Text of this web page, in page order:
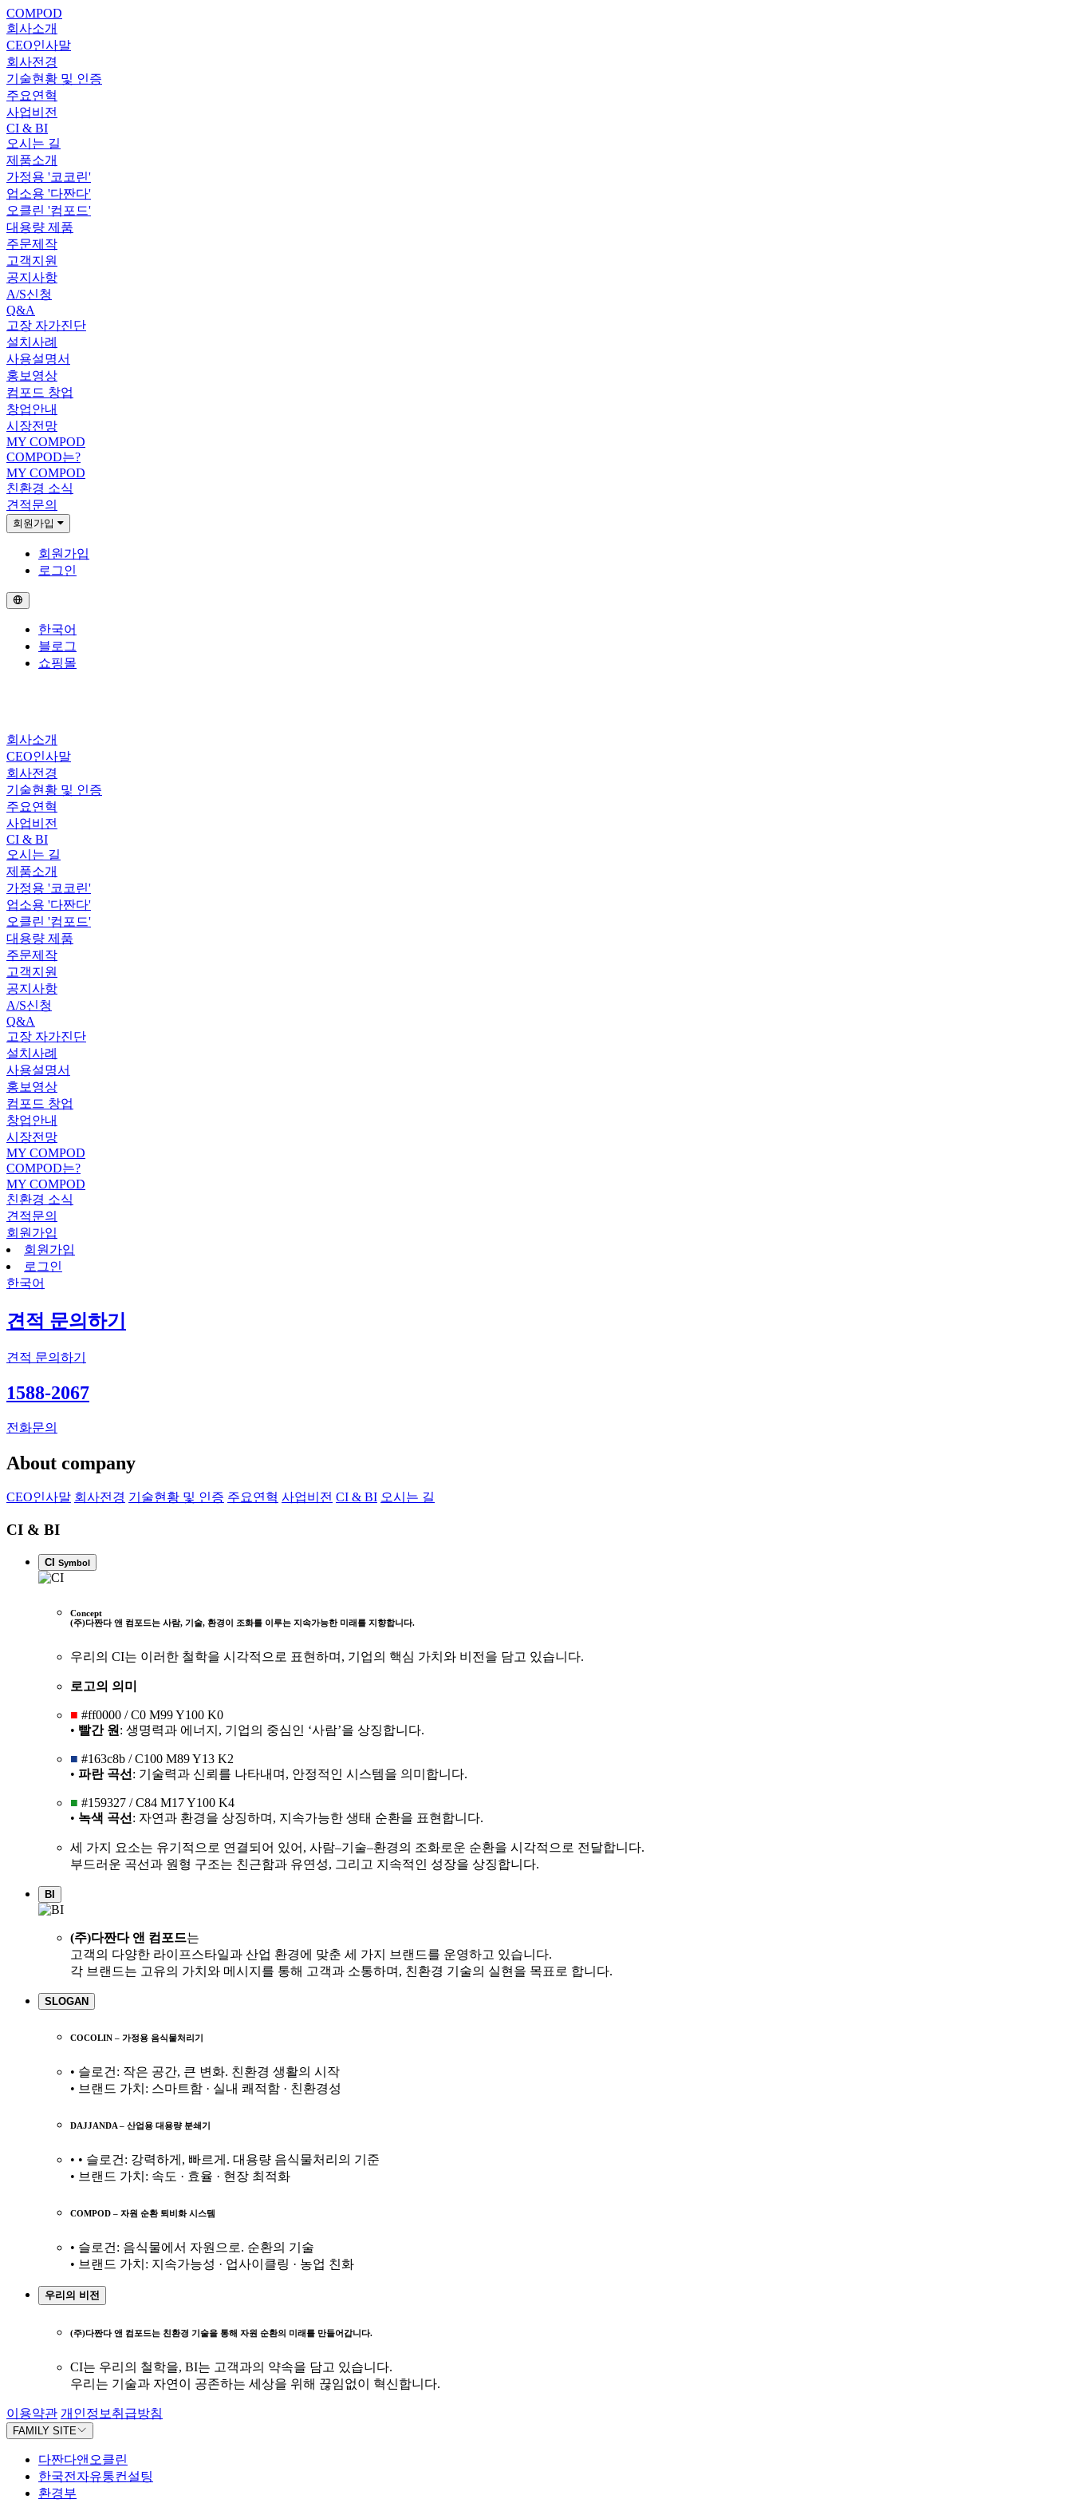
COMPOD
회사소개
CEO인사말
회사전경
기술현황 및 인증
주요연혁
사업비전
CI & BI
오시는 길
제품소개
가정용 '코코린'
업소용 '다짠다'
오클린 '컴포드'
대용량 제품
주문제작
고객지원
공지사항
A/S신청
Q&A
고장 자가진단
설치사례
사용설명서
홍보영상
컴포드 창업
창업안내
시장전망
MY COMPOD
COMPOD는?
MY COMPOD
친환경 소식
견적문의
회원가입
회원가입
로그인
한국어
블로그
쇼핑몰
회사소개
CEO인사말
회사전경
기술현황 및 인증
주요연혁
사업비전
CI & BI
오시는 길
제품소개
가정용 '코코린'
업소용 '다짠다'
오클린 '컴포드'
대용량 제품
주문제작
고객지원
공지사항
A/S신청
Q&A
고장 자가진단
설치사례
사용설명서
홍보영상
컴포드 창업
창업안내
시장전망
MY COMPOD
COMPOD는?
MY COMPOD
친환경 소식
견적문의
회원가입
회원가입
로그인
한국어
견적 문의하기
견적 문의하기
1588-2067
전화문의
About company
CEO인사말 회사전경 기술현황 및 인증 주요연혁 사업비전 CI & BI 오시는 길
CI & BI
CI Symbol
Concept
(주)다짠다 앤 컴포드는 사람, 기술, 환경이 조화를 이루는 지속가능한 미래를 지향합니다.
우리의 CI는 이러한 철학을 시각적으로 표현하며, 기업의 핵심 가치와 비전을 담고 있습니다.
로고의 의미
■ #ff0000 / C0 M99 Y100 K0
• 빨간 원 : 생명력과 에너지, 기업의 중심인 ‘사람’을 상징합니다.
■ #163c8b / C100 M89 Y13 K2
• 파란 곡선 : 기술력과 신뢰를 나타내며, 안정적인 시스템을 의미합니다.
■ #159327 / C84 M17 Y100 K4
• 녹색 곡선 : 자연과 환경을 상징하며, 지속가능한 생태 순환을 표현합니다.
세 가지 요소는 유기적으로 연결되어 있어, 사람–기술–환경의 조화로운 순환을 시각적으로 전달합니다.
부드러운 곡선과 원형 구조는 친근함과 유연성, 그리고 지속적인 성장을 상징합니다.
BI
(주)다짠다 앤 컴포드는
고객의 다양한 라이프스타일과 산업 환경에 맞춘 세 가지 브랜드를 운영하고 있습니다.
각 브랜드는 고유의 가치와 메시지를 통해 고객과 소통하며, 친환경 기술의 실현을 목표로 합니다.
SLOGAN
COCOLIN – 가정용 음식물처리기
• 슬로건: 작은 공간, 큰 변화. 친환경 생활의 시작
• 브랜드 가치: 스마트함 · 실내 쾌적함 · 친환경성
DAJJANDA – 산업용 대용량 분쇄기
• • 슬로건: 강력하게, 빠르게. 대용량 음식물처리의 기준
• 브랜드 가치: 속도 · 효율 · 현장 최적화
COMPOD – 자원 순환 퇴비화 시스템
• 슬로건: 음식물에서 자원으로. 순환의 기술
• 브랜드 가치: 지속가능성 · 업사이클링 · 농업 친화
우리의 비전
(주)다짠다 앤 컴포드는 친환경 기술을 통해 자원 순환의 미래를 만들어갑니다.
CI는 우리의 철학을, BI는 고객과의 약속을 담고 있습니다.
우리는 기술과 자연이 공존하는 세상을 위해 끊임없이 혁신합니다.
이용약관 개인정보취급방침
FAMILY SITE
다짠다앤오클린
한국전자유통컨설팅
환경부